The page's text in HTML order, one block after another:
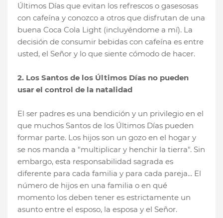
Últimos Días que evitan los refrescos o gasesosas
con cafeína y conozco a otros que disfrutan de una
buena Coca Cola Light (incluyéndome a mí). La
decisión de consumir bebidas con cafeína es entre
usted, el Señor y lo que siente cómodo de hacer.
2. Los Santos de los Últimos Días no pueden
usar el control de la natalidad
El ser padres es una bendición y un privilegio en el
que muchos Santos de los Últimos Días pueden
formar parte. Los hijos son un gozo en el hogar y
se nos manda a "multiplicar y henchir la tierra". Sin
embargo, esta responsabilidad sagrada es
diferente para cada familia y para cada pareja... El
número de hijos en una familia o en qué
momento los deben tener es estrictamente un
asunto entre el esposo, la esposa y el Señor.